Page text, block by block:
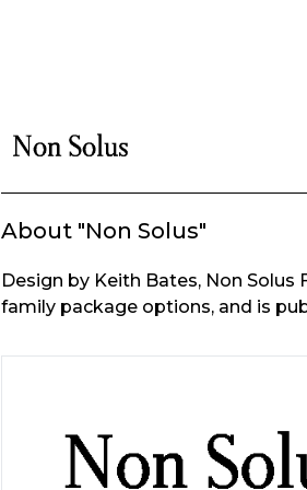
About "Non Solus"
Design by Keith Bates, Non
family package options, and is